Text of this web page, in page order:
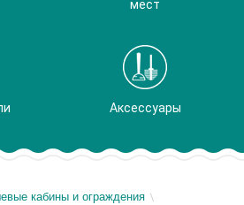
мест
Аксессуары
кабины и ограждения